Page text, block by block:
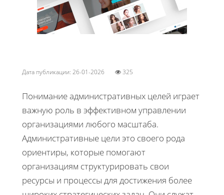
Дата публикации: 26-01-2026 325
Понимание административных целей играет
важную роль в эффективном управлении
организациями любого масштаба.
Административные цели это своего рода
ориентиры, которые помогают
организациям структурировать свои
ресурсы и процессы для достижения более